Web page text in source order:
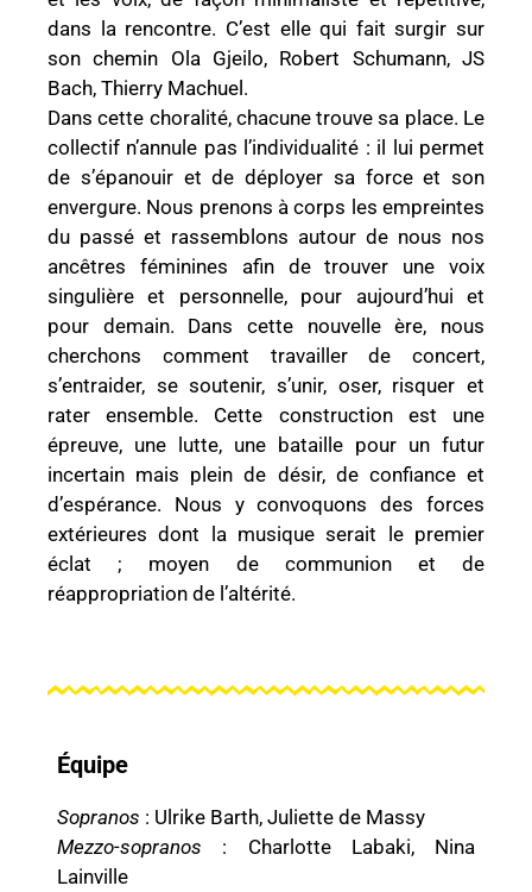
dans la rencontre. C’est elle qui fait surgir sur
son chemin Ola Gjeilo, Robert Schumann, JS
Bach, Thierry Machuel.
Dans cette choralité, chacune trouve sa place. Le
collectif n’annule pas l’individualité : il lui permet
de s’épanouir et de déployer sa force et son
envergure. Nous prenons à corps les empreintes
du passé et rassemblons autour de nous nos
ancêtres féminines afin de trouver une voix
singulière et personnelle, pour aujourd’hui et
pour demain. Dans cette nouvelle ère, nous
cherchons comment travailler de concert,
s’entraider, se soutenir, s’unir, oser, risquer et
rater ensemble. Cette construction est une
épreuve, une lutte, une bataille pour un futur
incertain mais plein de désir, de confiance et
d’espérance. Nous y convoquons des forces
extérieures dont la musique serait le premier
éclat ; moyen de communion et de
réappropriation de l’altérité.
Équipe
Sopranos : Ulrike Barth, Juliette de Massy
Mezzo-sopranos : Charlotte Labaki, Nina
Lainville